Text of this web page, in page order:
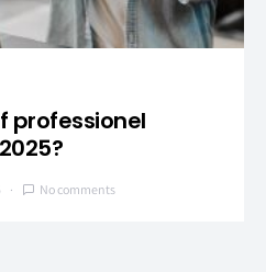
professionel
No comments